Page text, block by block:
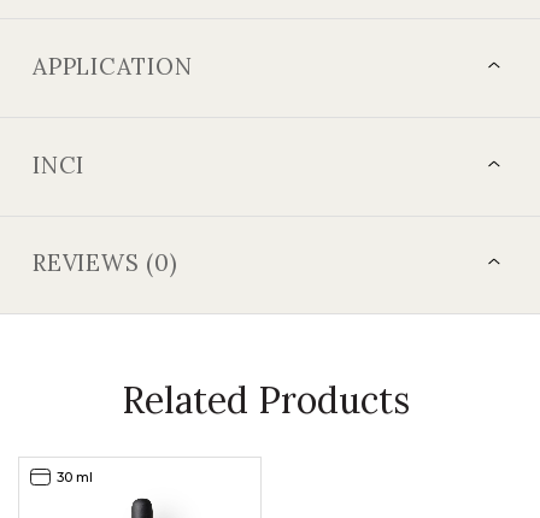
APPLICATION
INCI
REVIEWS (0)
Related Products
30 ml